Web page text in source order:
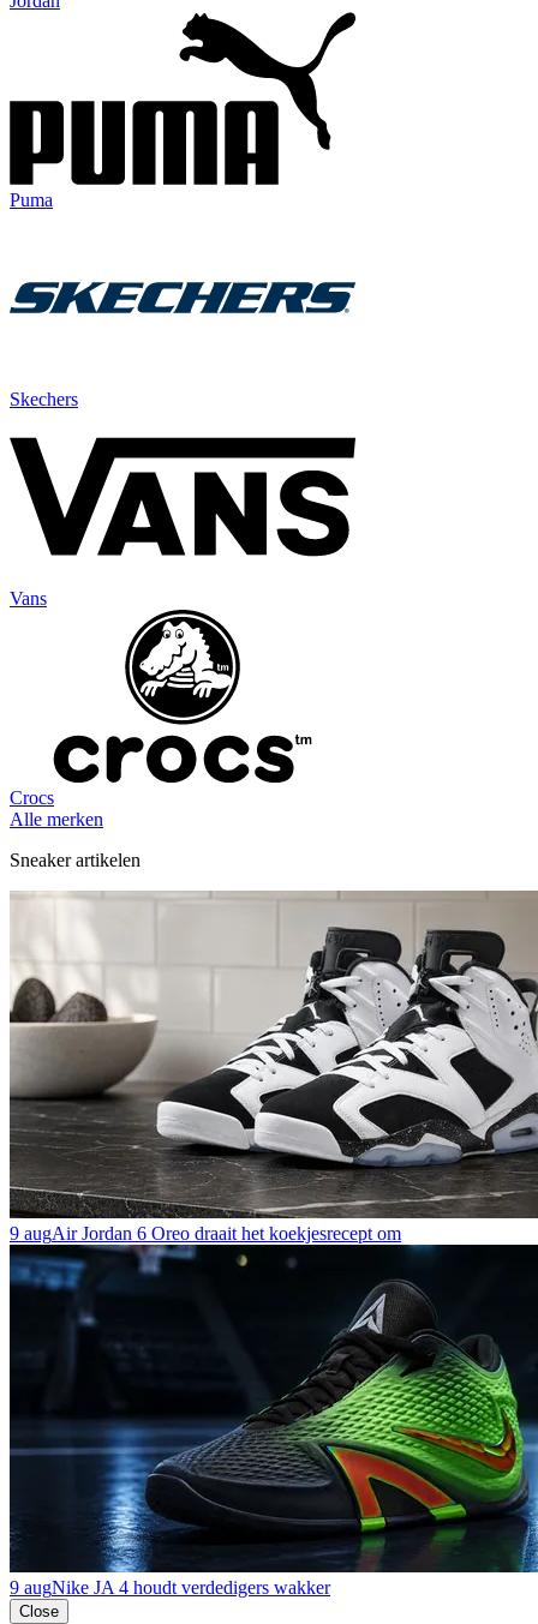
Puma
Skechers
Vans
Crocs
Alle merken
Sneaker artikelen
9 augAir Jordan 6 Oreo draait het koekjesrecept om
9 augNike JA 4 houdt verdedigers wakker
Close